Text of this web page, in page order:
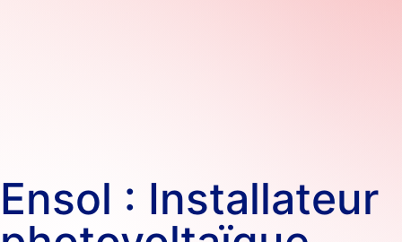
Ensol : Installateur